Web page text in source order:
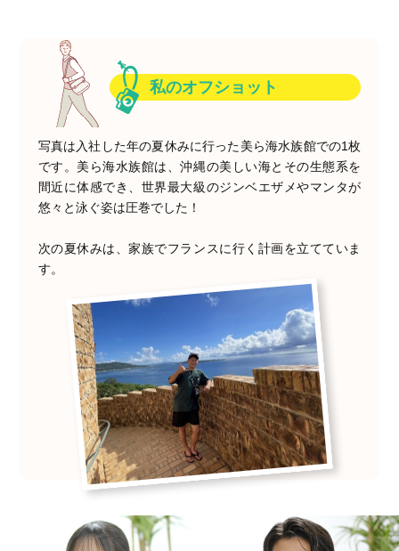
私のオフショット
写真は入社した年の夏休みに行った美ら海水族館での1枚
です。美ら海水族館は、沖縄の美しい海とその生態系を
間近に体感でき、世界最大級のジンベエザメやマンタが
悠々と泳ぐ姿は圧巻でした！
次の夏休みは、家族でフランスに行く計画を立てていま
す。